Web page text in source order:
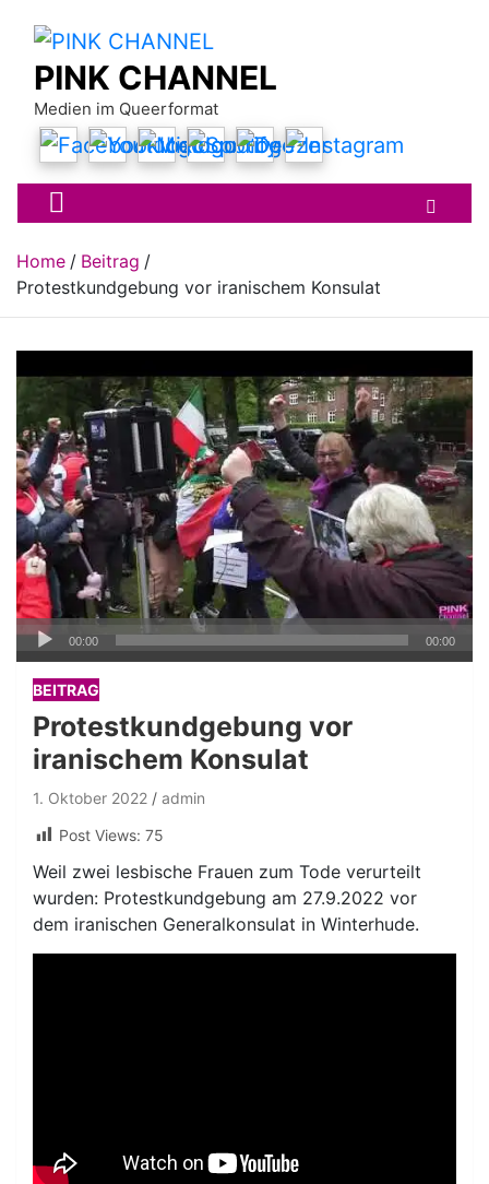
contentPINK CHANNEL
Medien im Queerformat
Home
Beitrag
Protestkundgebung vor iranischem Konsulat
Audio-
00:00 00:00
BEITRAG
Protestkundgebung vor
iranischem Konsulat
1. Oktober 2022
admin
Post Views: 75
Weil zwei lesbische Frauen zum Tode verurteilt
wurden: Protestkundgebung am 27.9.2022 vor
dem iranischen Generalkonsulat in Winterhude.